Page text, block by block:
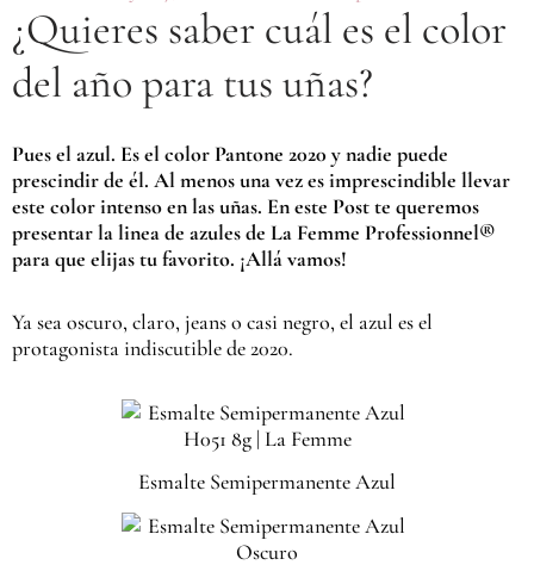
¿Quieres saber cuál es el color
del año para tus uñas?
Pues el azul. Es el color Pantone 2020 y nadie puede
prescindir de él. Al menos una vez es imprescindible llevar
este color intenso en las uñas. En este Post te queremos
presentar la linea de azules de La Femme Professionnel®
para que elijas tu favorito. ¡Allá vamos!
Ya sea oscuro, claro, jeans o casi negro, el azul es el
protagonista indiscutible de 2020.
Esmalte Semipermanente Azul